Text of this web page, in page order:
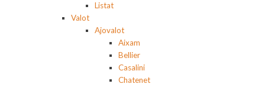
Listat
Valot
Ajovalot
Aixam
Bellier
Casalini
Chatenet